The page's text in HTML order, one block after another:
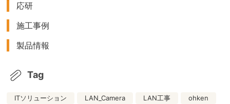
応研
施工事例
製品情報
Tag
ITソリューション LAN_Camera LAN工事
ohken